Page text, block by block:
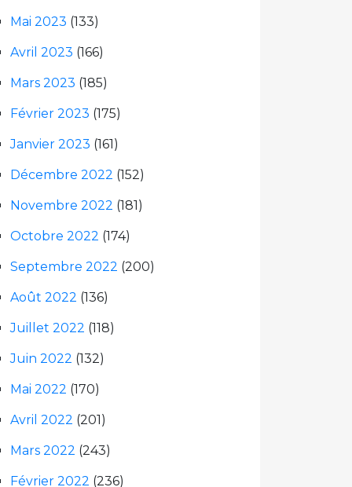
Mai 2023 (133)
Avril 2023 (166)
Mars 2023 (185)
Février 2023 (175)
Janvier 2023 (161)
Décembre 2022 (152)
Novembre 2022 (181)
Octobre 2022 (174)
Septembre 2022 (200)
Août 2022 (136)
Juillet 2022 (118)
Juin 2022 (132)
Mai 2022 (170)
Avril 2022 (201)
Mars 2022 (243)
Février 2022 (236)